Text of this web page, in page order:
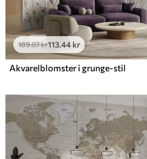
189.07kr113.44 kr
Akvarelblomster i grunge-stil